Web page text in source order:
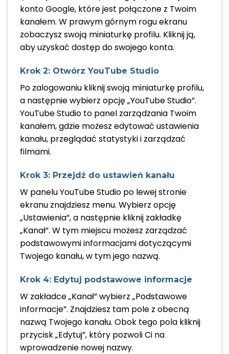
konto Google, które jest połączone z Twoim
kanałem. W prawym górnym rogu ekranu
zobaczysz swoją miniaturkę profilu. Kliknij ją,
aby uzyskać dostęp do swojego konta.
Krok 2: Otwórz YouTube Studio
Po zalogowaniu kliknij swoją miniaturkę profilu,
a następnie wybierz opcję „YouTube Studio”.
YouTube Studio to panel zarządzania Twoim
kanałem, gdzie możesz edytować ustawienia
kanału, przeglądać statystyki i zarządzać
filmami.
Krok 3: Przejdź do ustawień kanału
W panelu YouTube Studio po lewej stronie
ekranu znajdziesz menu. Wybierz opcję
„Ustawienia”, a następnie kliknij zakładkę
„Kanał”. W tym miejscu możesz zarządzać
podstawowymi informacjami dotyczącymi
Twojego kanału, w tym jego nazwą.
Krok 4: Edytuj podstawowe informacje
W zakładce „Kanał” wybierz „Podstawowe
informacje”. Znajdziesz tam pole z obecną
nazwą Twojego kanału. Obok tego pola kliknij
przycisk „Edytuj”, który pozwoli Ci na
wprowadzenie nowej nazwy.